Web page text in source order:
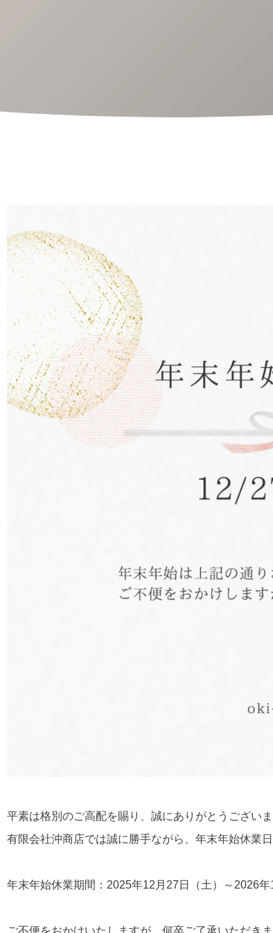
平素は格別のご高配を賜り、誠にありがとうございま
有限会社沖商店では誠に勝手ながら、年末年始休業
年末年始休業期間：2025年12月27日（土）～2026年